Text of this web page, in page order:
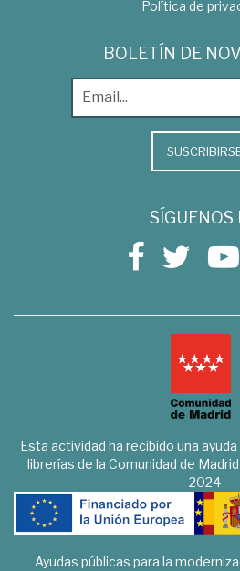
Política de
BOLETÍN DE
SÍGUENOS
Esta actividad ha recibido una
librerías de la Comunidad de
2024
Ayudas públicas para la